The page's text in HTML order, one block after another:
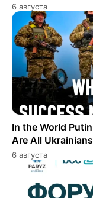
6 августа
In the World
Are All
6 августа